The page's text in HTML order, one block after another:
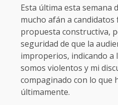
Esta última esta semana
mucho afán a candidatos
propuesta constructiva,
seguridad de que la
improperios, indicando a
somos violentos y mi
compaginado con lo que
últimamente.